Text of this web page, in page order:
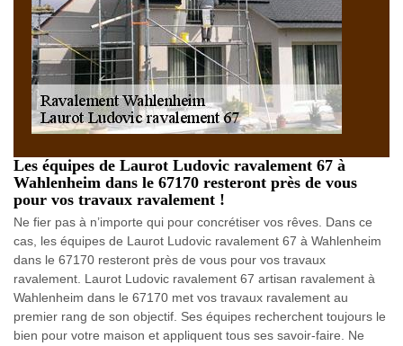
Les équipes de Laurot Ludovic ravalement 67 à
Wahlenheim dans le 67170 resteront près de vous
pour vos travaux ravalement !
Ne fier pas à n’importe qui pour concrétiser vos rêves. Dans ce
cas, les équipes de Laurot Ludovic ravalement 67 à Wahlenheim
dans le 67170 resteront près de vous pour vos travaux
ravalement. Laurot Ludovic ravalement 67 artisan ravalement à
Wahlenheim dans le 67170 met vos travaux ravalement au
premier rang de son objectif. Ses équipes recherchent toujours le
bien pour votre maison et appliquent tous ses savoir-faire. Ne